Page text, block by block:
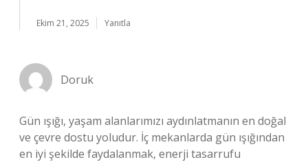
Ekim 21, 2025 Yanıtla
Doruk
Gün ışığı, yaşam alanlarımızı aydınlatmanın en doğal
ve çevre dostu yoludur. İç mekanlarda gün ışığından
en iyi şekilde faydalanmak, enerji tasarrufu